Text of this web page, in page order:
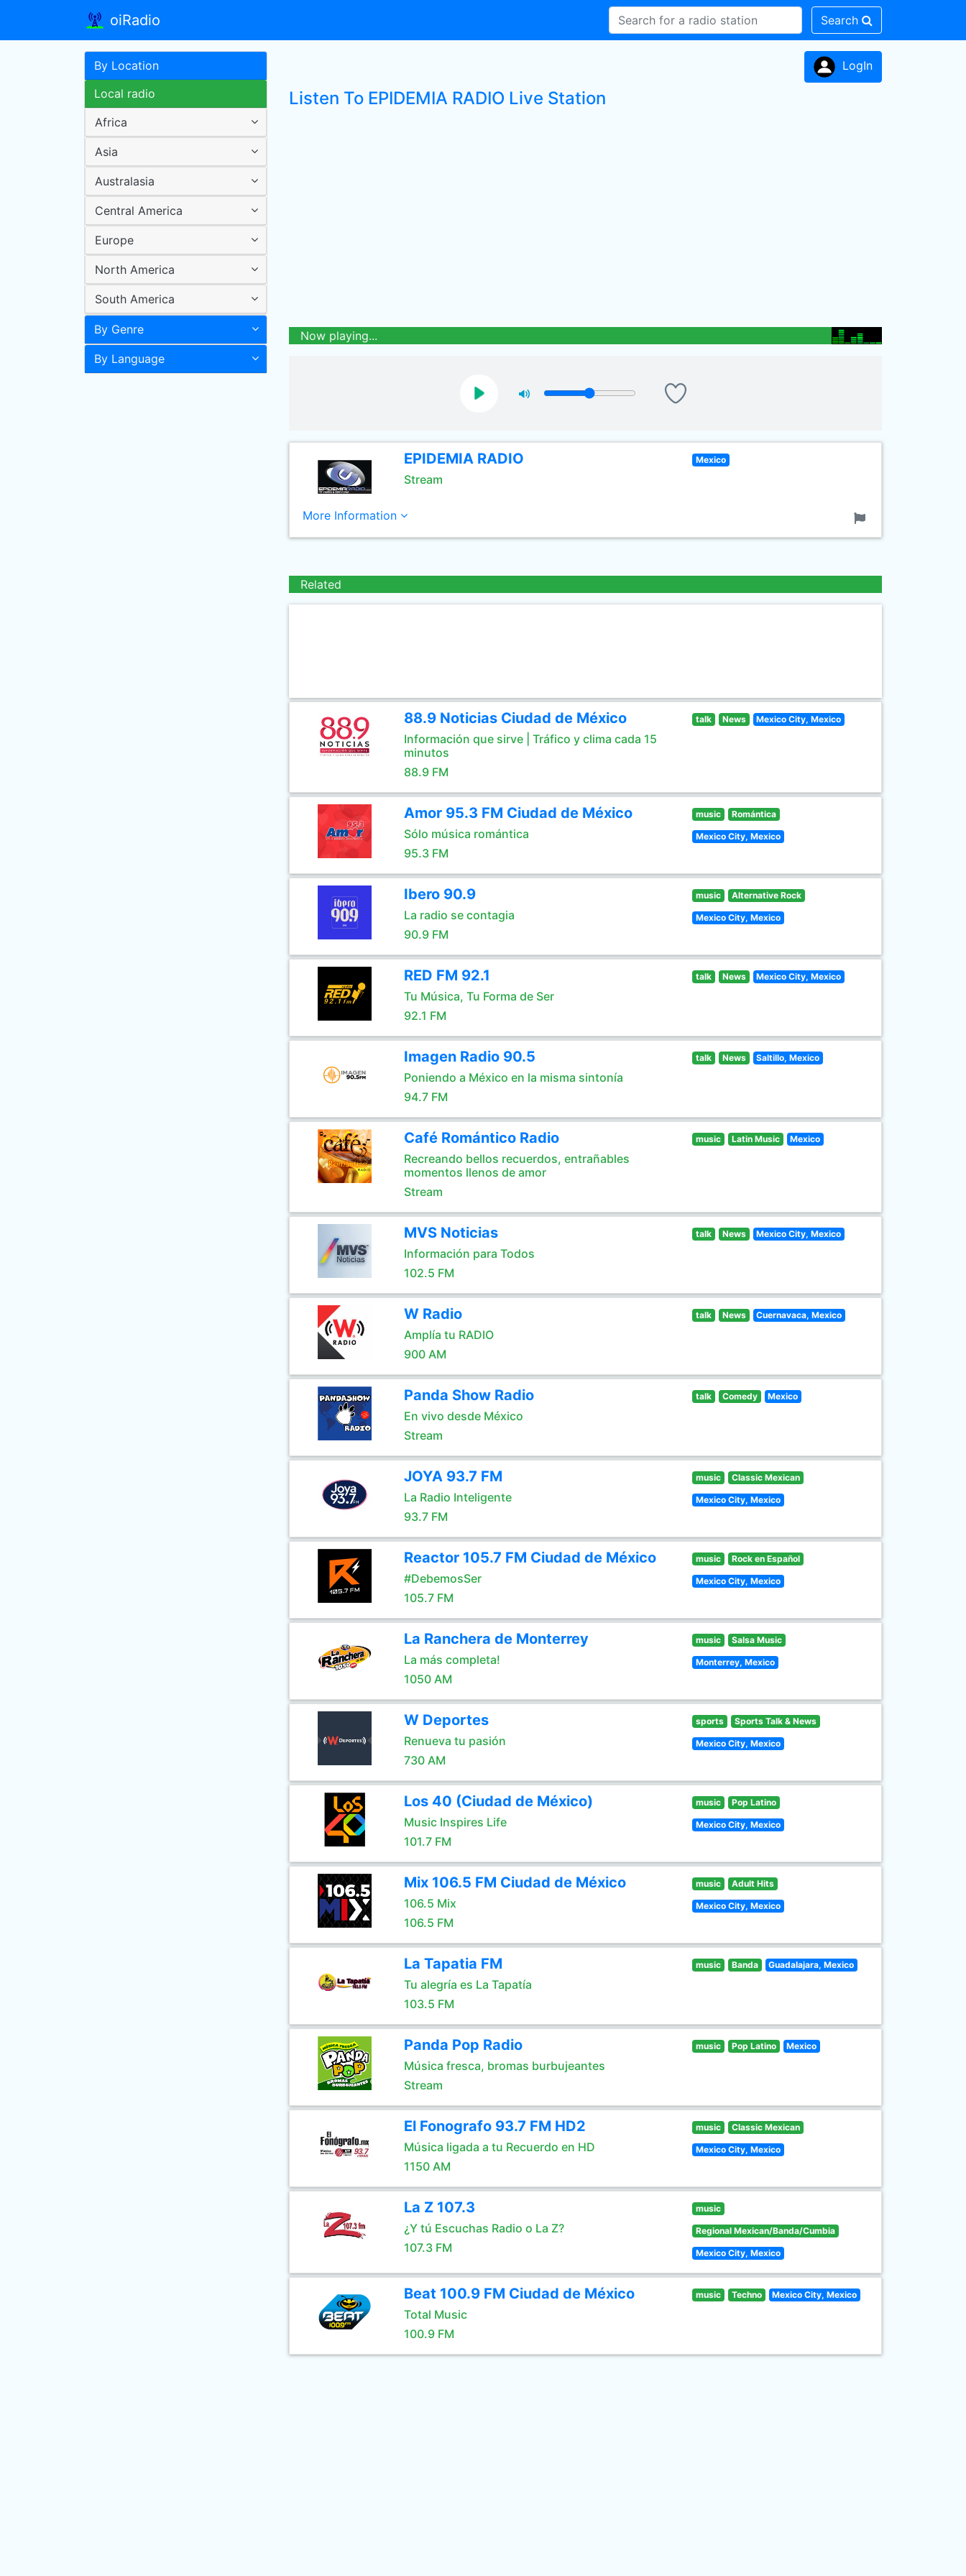
oiRadio Search
By Location
Local radio
Africa
Asia
Australasia
Central America
Europe
North America
South America
By Genre
By Language
LogIn
Listen To EPIDEMIA RADIO Live Station
Now playing...
EPIDEMIA RADIO
Stream
Mexico
More Information
Related
88.9 Noticias Ciudad de México
Información que sirve | Tráfico y clima cada 15
minutos
88.9 FM
talk News Mexico City, Mexico
Amor 95.3 FM Ciudad de México
Sólo música romántica
95.3 FM
music Romántica
Mexico City, Mexico
Ibero 90.9
La radio se contagia
90.9 FM
music Alternative Rock
Mexico City, Mexico
RED FM 92.1
Tu Música, Tu Forma de Ser
92.1 FM
talk News Mexico City, Mexico
Imagen Radio 90.5
Poniendo a México en la misma sintonía
94.7 FM
talk News Saltillo, Mexico
Café Romántico Radio
Recreando bellos recuerdos, entrañables
momentos llenos de amor
Stream
music Latin Music Mexico
MVS Noticias
Información para Todos
102.5 FM
talk News Mexico City, Mexico
W Radio
Amplía tu RADIO
900 AM
talk News Cuernavaca, Mexico
Panda Show Radio
En vivo desde México
Stream
talk Comedy Mexico
JOYA 93.7 FM
La Radio Inteligente
93.7 FM
music Classic Mexican
Mexico City, Mexico
Reactor 105.7 FM Ciudad de México
#DebemosSer
105.7 FM
music Rock en Español
Mexico City, Mexico
La Ranchera de Monterrey
La más completa!
1050 AM
music Salsa Music
Monterrey, Mexico
W Deportes
Renueva tu pasión
730 AM
sports Sports Talk & News
Mexico City, Mexico
Los 40 (Ciudad de México)
Music Inspires Life
101.7 FM
music Pop Latino
Mexico City, Mexico
Mix 106.5 FM Ciudad de México
106.5 Mix
106.5 FM
music Adult Hits
Mexico City, Mexico
La Tapatia FM
Tu alegría es La Tapatía
103.5 FM
music Banda Guadalajara, Mexico
Panda Pop Radio
Música fresca, bromas burbujeantes
Stream
music Pop Latino Mexico
El Fonografo 93.7 FM HD2
Música ligada a tu Recuerdo en HD
1150 AM
music Classic Mexican
Mexico City, Mexico
La Z 107.3
¿Y tú Escuchas Radio o La Z?
107.3 FM
music
Regional Mexican/Banda/Cumbia
Mexico City, Mexico
Beat 100.9 FM Ciudad de México
Total Music
100.9 FM
music Techno Mexico City, Mexico